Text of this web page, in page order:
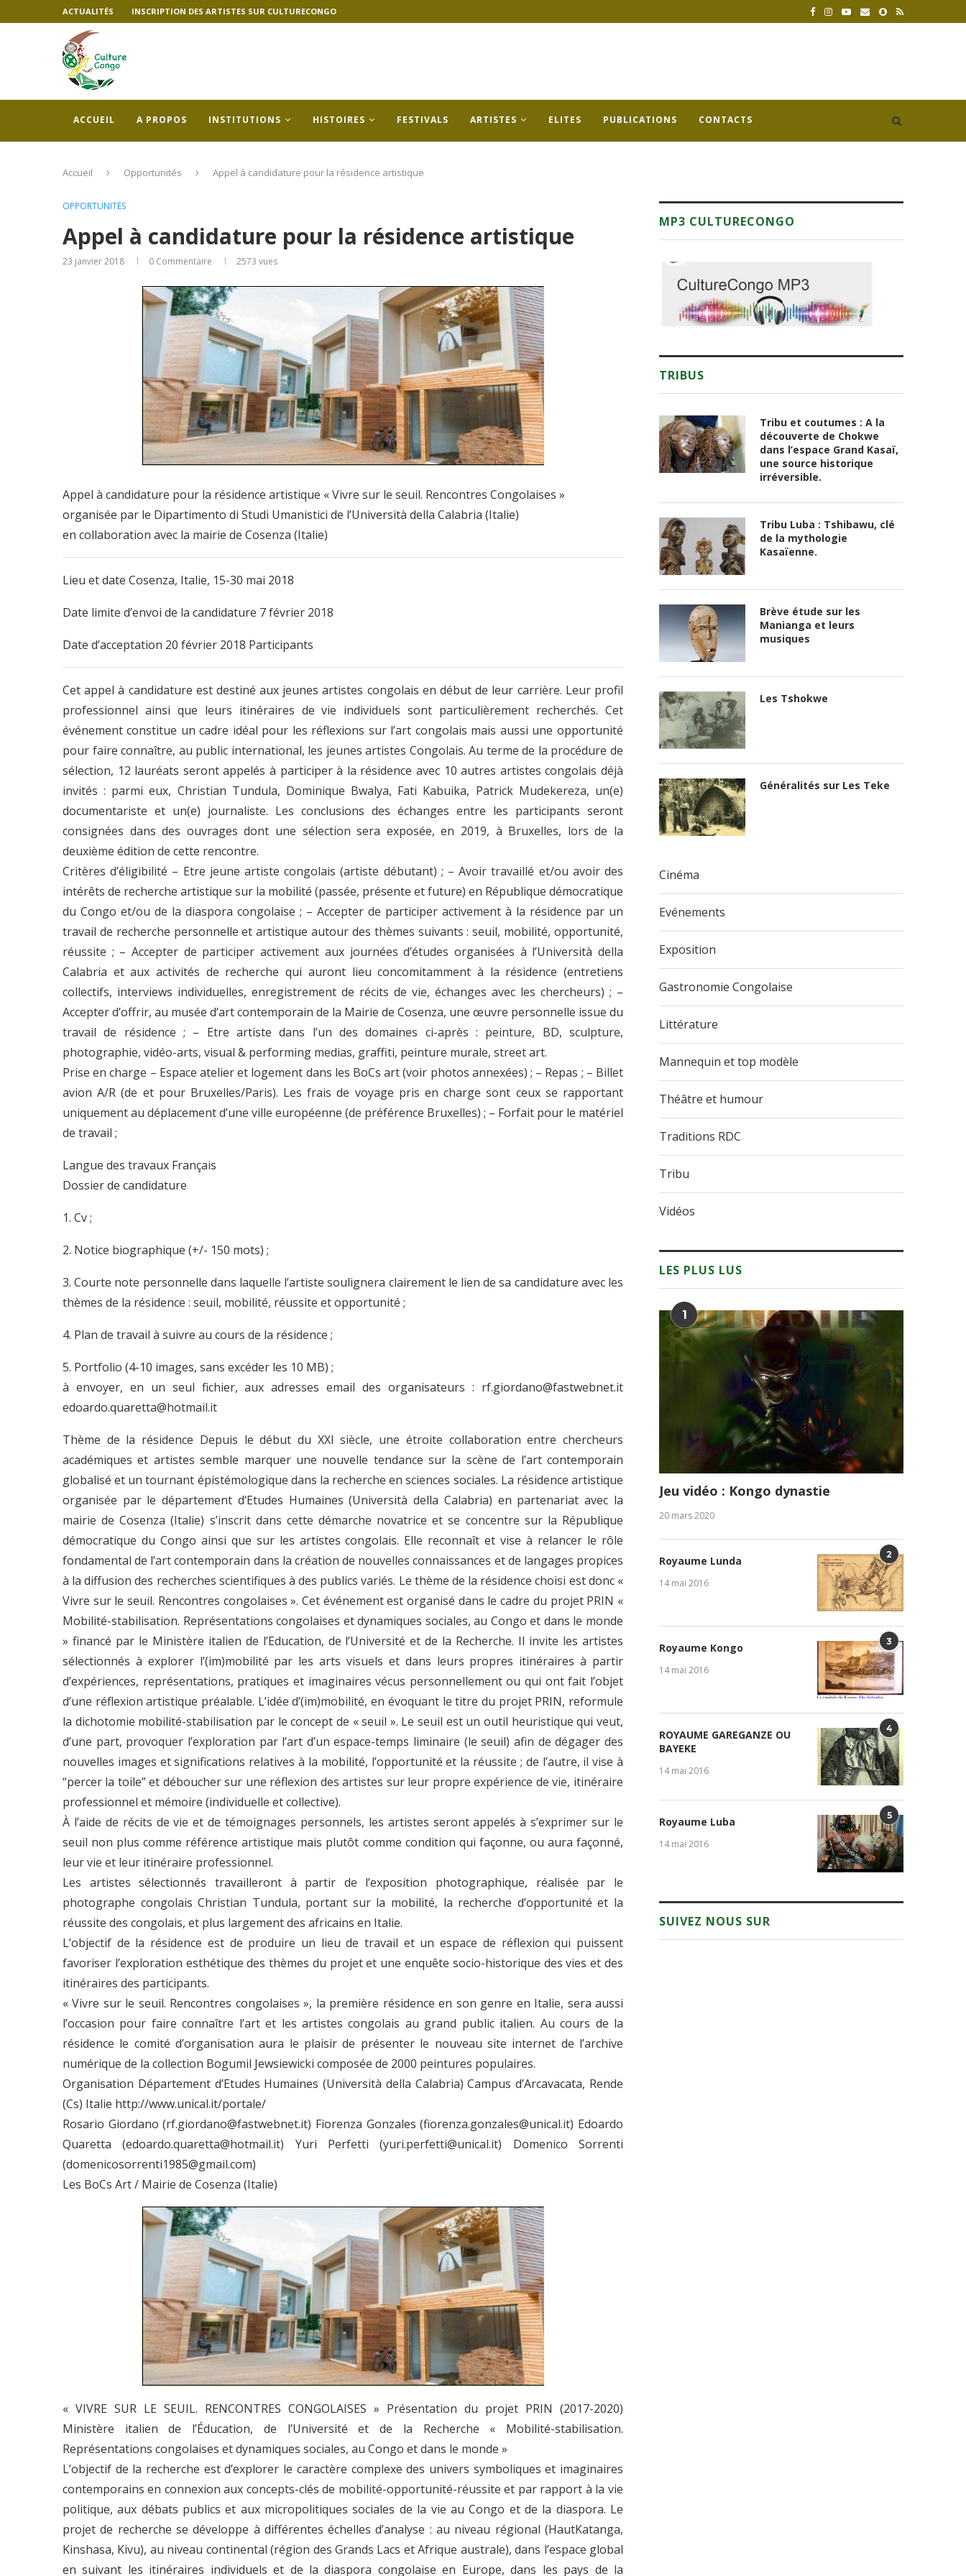
ACTUALITÉS INSCRIPTION DES ARTISTES SUR CULTURECONGO
ACCUEIL A PROPOS INSTITUTIONS HISTOIRES FESTIVALS ARTISTES ELITES PUBLICATIONS CONTACTS
Accueil Opportunités Appel à candidature pour la résidence artistique
OPPORTUNITÉS
Appel à candidature pour la résidence artistique
23 janvier 2018 0 Commentaire 2573 vues
Appel à candidature pour la résidence artistique « Vivre sur le seuil. Rencontres Congolaises »
organisée par le Dipartimento di Studi Umanistici de l’Università della Calabria (Italie)
en collaboration avec la mairie de Cosenza (Italie)
Lieu et date Cosenza, Italie, 15-30 mai 2018
Date limite d’envoi de la candidature 7 février 2018
Date d’acceptation 20 février 2018 Participants
Cet appel à candidature est destiné aux jeunes artistes congolais en début de leur carrière. Leur profil
professionnel ainsi que leurs itinéraires de vie individuels sont particulièrement recherchés. Cet
événement constitue un cadre idéal pour les réflexions sur l’art congolais mais aussi une opportunité
pour faire connaître, au public international, les jeunes artistes Congolais. Au terme de la procédure de
sélection, 12 lauréats seront appelés à participer à la résidence avec 10 autres artistes congolais déjà
invités : parmi eux, Christian Tundula, Dominique Bwalya, Fati Kabuika, Patrick Mudekereza, un(e)
documentariste et un(e) journaliste. Les conclusions des échanges entre les participants seront
consignées dans des ouvrages dont une sélection sera exposée, en 2019, à Bruxelles, lors de la
deuxième édition de cette rencontre.
Critères d’éligibilité – Etre jeune artiste congolais (artiste débutant) ; – Avoir travaillé et/ou avoir des
intérêts de recherche artistique sur la mobilité (passée, présente et future) en République démocratique
du Congo et/ou de la diaspora congolaise ; – Accepter de participer activement à la résidence par un
travail de recherche personnelle et artistique autour des thèmes suivants : seuil, mobilité, opportunité,
réussite ; – Accepter de participer activement aux journées d’études organisées à l’Università della
Calabria et aux activités de recherche qui auront lieu concomitamment à la résidence (entretiens
collectifs, interviews individuelles, enregistrement de récits de vie, échanges avec les chercheurs) ; –
Accepter d’offrir, au musée d’art contemporain de la Mairie de Cosenza, une œuvre personnelle issue du
travail de résidence ; – Etre artiste dans l’un des domaines ci-après : peinture, BD, sculpture,
photographie, vidéo-arts, visual & performing medias, graffiti, peinture murale, street art.
Prise en charge – Espace atelier et logement dans les BoCs art (voir photos annexées) ; – Repas ; – Billet
avion A/R (de et pour Bruxelles/Paris). Les frais de voyage pris en charge sont ceux se rapportant
uniquement au déplacement d’une ville européenne (de préférence Bruxelles) ; – Forfait pour le matériel
de travail ;
Langue des travaux Français
Dossier de candidature
1. Cv ;
2. Notice biographique (+/- 150 mots) ;
3. Courte note personnelle dans laquelle l’artiste soulignera clairement le lien de sa candidature avec les
thèmes de la résidence : seuil, mobilité, réussite et opportunité ;
4. Plan de travail à suivre au cours de la résidence ;
5. Portfolio (4-10 images, sans excéder les 10 MB) ;
à envoyer, en un seul fichier, aux adresses email des organisateurs : rf.giordano@fastwebnet.it
edoardo.quaretta@hotmail.it
Thème de la résidence Depuis le début du XXI siècle, une étroite collaboration entre chercheurs
académiques et artistes semble marquer une nouvelle tendance sur la scène de l’art contemporain
globalisé et un tournant épistémologique dans la recherche en sciences sociales. La résidence artistique
organisée par le département d’Etudes Humaines (Università della Calabria) en partenariat avec la
mairie de Cosenza (Italie) s’inscrit dans cette démarche novatrice et se concentre sur la République
démocratique du Congo ainsi que sur les artistes congolais. Elle reconnaît et vise à relancer le rôle
fondamental de l’art contemporain dans la création de nouvelles connaissances et de langages propices
à la diffusion des recherches scientifiques à des publics variés. Le thème de la résidence choisi est donc «
Vivre sur le seuil. Rencontres congolaises ». Cet événement est organisé dans le cadre du projet PRIN «
Mobilité-stabilisation. Représentations congolaises et dynamiques sociales, au Congo et dans le monde
» financé par le Ministère italien de l’Education, de l’Université et de la Recherche. Il invite les artistes
sélectionnés à explorer l’(im)mobilité par les arts visuels et dans leurs propres itinéraires à partir
d’expériences, représentations, pratiques et imaginaires vécus personnellement ou qui ont fait l’objet
d’une réflexion artistique préalable. L’idée d’(im)mobilité, en évoquant le titre du projet PRIN, reformule
la dichotomie mobilité-stabilisation par le concept de « seuil ». Le seuil est un outil heuristique qui veut,
d’une part, provoquer l’exploration par l’art d’un espace-temps liminaire (le seuil) afin de dégager des
nouvelles images et significations relatives à la mobilité, l’opportunité et la réussite ; de l’autre, il vise à
“percer la toile” et déboucher sur une réflexion des artistes sur leur propre expérience de vie, itinéraire
professionnel et mémoire (individuelle et collective).
À l’aide de récits de vie et de témoignages personnels, les artistes seront appelés à s’exprimer sur le
seuil non plus comme référence artistique mais plutôt comme condition qui façonne, ou aura façonné,
leur vie et leur itinéraire professionnel.
Les artistes sélectionnés travailleront à partir de l’exposition photographique, réalisée par le
photographe congolais Christian Tundula, portant sur la mobilité, la recherche d’opportunité et la
réussite des congolais, et plus largement des africains en Italie.
L’objectif de la résidence est de produire un lieu de travail et un espace de réflexion qui puissent
favoriser l’exploration esthétique des thèmes du projet et une enquête socio-historique des vies et des
itinéraires des participants.
« Vivre sur le seuil. Rencontres congolaises », la première résidence en son genre en Italie, sera aussi
l’occasion pour faire connaître l’art et les artistes congolais au grand public italien. Au cours de la
résidence le comité d’organisation aura le plaisir de présenter le nouveau site internet de l’archive
numérique de la collection Bogumil Jewsiewicki composée de 2000 peintures populaires.
Organisation Département d’Etudes Humaines (Università della Calabria) Campus d’Arcavacata, Rende
(Cs) Italie http://www.unical.it/portale/
Rosario Giordano (rf.giordano@fastwebnet.it) Fiorenza Gonzales (fiorenza.gonzales@unical.it) Edoardo
Quaretta (edoardo.quaretta@hotmail.it) Yuri Perfetti (yuri.perfetti@unical.it) Domenico Sorrenti
(domenicosorrenti1985@gmail.com)
Les BoCs Art / Mairie de Cosenza (Italie)
« VIVRE SUR LE SEUIL. RENCONTRES CONGOLAISES » Présentation du projet PRIN (2017-2020)
Ministère italien de l’Éducation, de l’Université et de la Recherche « Mobilité-stabilisation.
Représentations congolaises et dynamiques sociales, au Congo et dans le monde »
L’objectif de la recherche est d’explorer le caractère complexe des univers symboliques et imaginaires
contemporains en connexion aux concepts-clés de mobilité-opportunité-réussite et par rapport à la vie
politique, aux débats publics et aux micropolitiques sociales de la vie au Congo et de la diaspora. Le
projet de recherche se développe à différentes échelles d’analyse : au niveau régional (HautKatanga,
Kinshasa, Kivu), au niveau continental (région des Grands Lacs et Afrique australe), dans l’espace global
en suivant les itinéraires individuels et de la diaspora congolaise en Europe, dans les pays de la
MP3 CULTURECONGO
TRIBUS
Tribu et coutumes : A la
découverte de Chokwe
dans l’espace Grand Kasaï,
une source historique
irréversible.
Tribu Luba : Tshibawu, clé
de la mythologie
Kasaïenne.
Brève étude sur les
Manianga et leurs
musiques
Les Tshokwe
Généralités sur Les Teke
Cinéma
Evénements
Exposition
Gastronomie Congolaise
Littérature
Mannequin et top modèle
Théâtre et humour
Traditions RDC
Tribu
Vidéos
LES PLUS LUS
1
Jeu vidéo : Kongo dynastie
20 mars 2020
2
Royaume Lunda
14 mai 2016
3
Royaume Kongo
14 mai 2016
4
ROYAUME GAREGANZE OU
BAYEKE
14 mai 2016
5
Royaume Luba
14 mai 2016
SUIVEZ NOUS SUR